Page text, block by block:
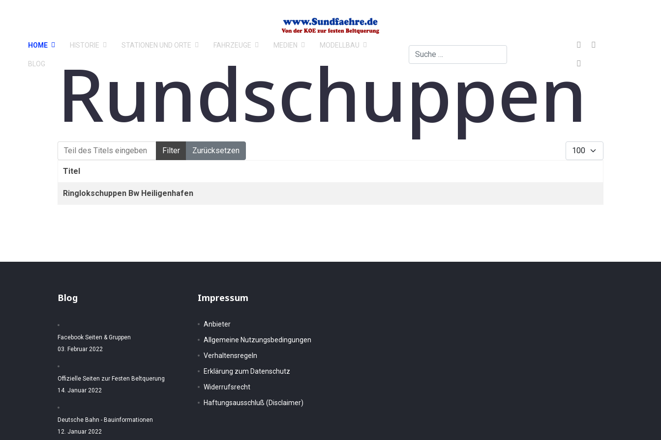
HOME HISTORIE STATIONEN UND ORTE FAHRZEUGE MEDIEN MODELLBAU
BLOG
Suchen
Rundschuppen
Teil des Titels eingeben Filter Zurücksetzen Anzeige #
Titel
Ringlokschuppen Bw Heiligenhafen
Blog
Facebook Seiten & Gruppen
03. Februar 2022
Offizielle Seiten zur Festen Beltquerung
14. Januar 2022
Deutsche Bahn - Bauinformationen
12. Januar 2022
Impressum
Anbieter
Allgemeine Nutzungsbedingungen
Verhaltensregeln
Erklärung zum Datenschutz
Widerrufsrecht
Haftungsausschluß (Disclaimer)